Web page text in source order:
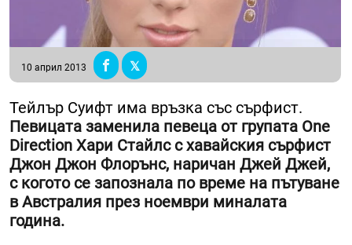
10 април 2013
Тейлър Суифт има връзка със сърфист.
Певицата заменила певеца от групата One
Direction Хари Стайлс с хавайския сърфист
Джон Джон Флорънс, наричан Джей Джей,
с когото се запознала по време на пътуване
в Австралия през ноември миналата
година.